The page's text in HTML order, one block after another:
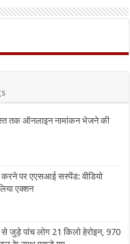
तक ऑनलाइन नामांकन भेजने की
पर एएसआई सस्पेंड: वीडियो
एक्शन
जुड़े पांच लोग 21 किलो हेरोइन, 970